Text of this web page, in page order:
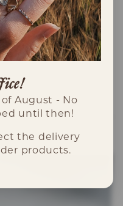
hög i 18K
August - No
until then!
the delivery
products.